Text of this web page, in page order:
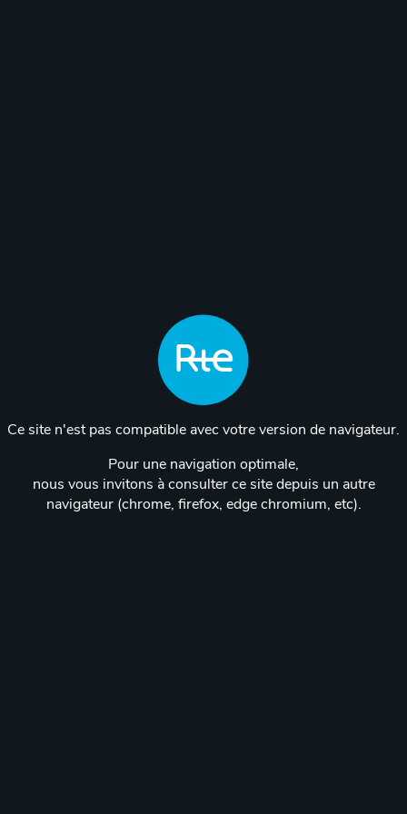
Ce site n'est pas compatible avec votre version de navigateur.
Pour une navigation optimale,
nous vous invitons à consulter ce site depuis un autre
navigateur (chrome, firefox, edge chromium, etc).